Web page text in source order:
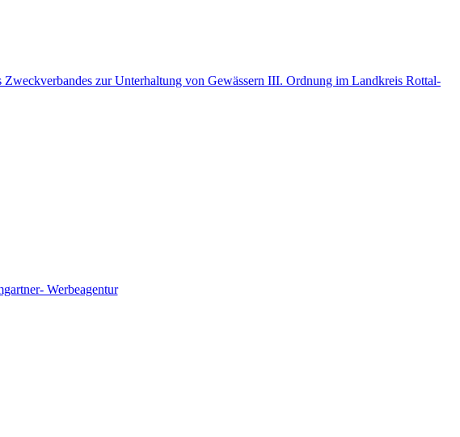
Zweckverbandes zur Unterhaltung von Gewässern III. Ordnung im Landkreis Rottal-
Werbeagentur